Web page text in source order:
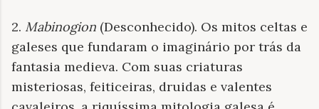
2. Mabinogion (Desconhecido). Os mitos celtas e
galeses que fundaram o imaginário por trás da
fantasia medieva. Com suas criaturas
misteriosas, feiticeiras, druidas e valentes